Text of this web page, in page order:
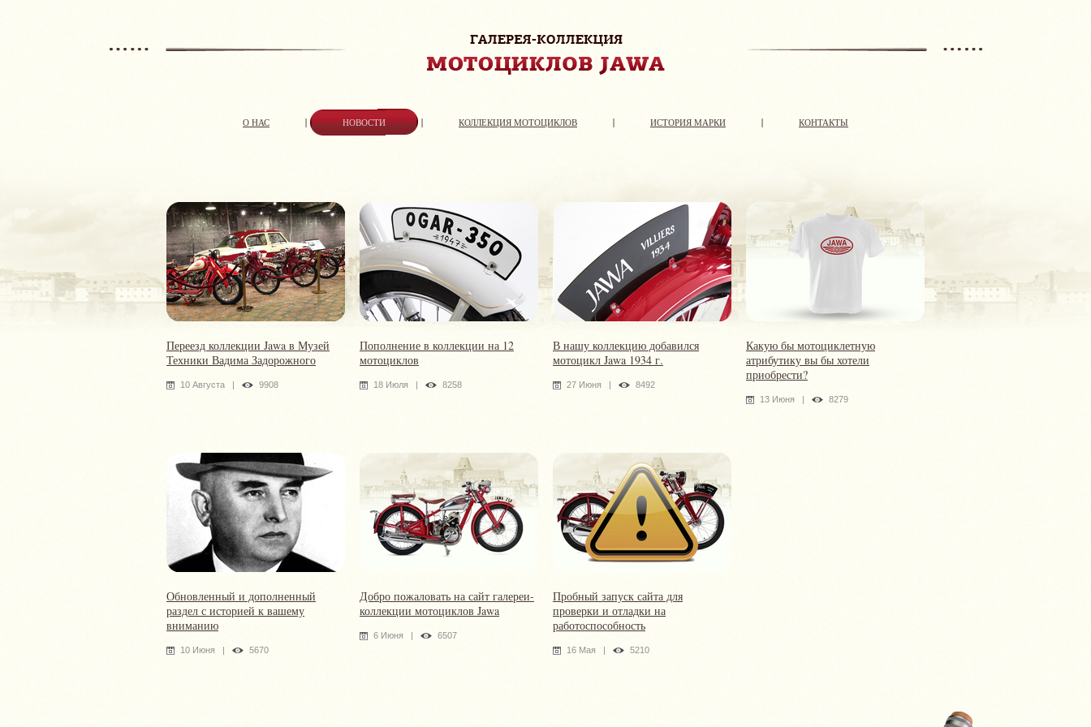
О НАС НОВОСТИ КОЛЛЕКЦИЯ МОТОЦИКЛОВ ИСТОРИЯ МАРКИ КОНТАКТЫ
Переезд коллекции Jawa в Музей
Техники Вадима Задорожного
10 Августа | 9908
Пополнение в коллекции на 12
мотоциклов
18 Июля | 8258
В нашу коллекцию добавился
мотоцикл Jawa 1934 г.
27 Июня | 8492
Какую бы мотоциклетную
атрибутику вы бы хотели
приобрести?
13 Июня | 8279
Обновленный и дополненный
раздел с историей к вашему
вниманию
10 Июня | 5670
Добро пожаловать на сайт галереи-
коллекции мотоциклов Jawa
6 Июня | 6507
Пробный запуск сайта для
проверки и отладки на
работоспособность
16 Мая | 5210